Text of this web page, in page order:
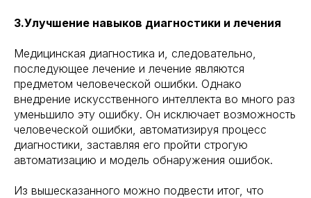
3.Улучшение навыков диагностики и лечения
Медицинская диагностика и, следовательно,
последующее лечение и лечение являются
предметом человеческой ошибки. Однако
внедрение искусственного интеллекта во много раз
уменьшило эту ошибку. Он исключает возможность
человеческой ошибки, автоматизируя процесс
диагностики, заставляя его пройти строгую
автоматизацию и модель обнаружения ошибок.
Из вышесказанного можно подвести итог, что